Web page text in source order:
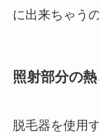
に出来ちゃう
照射部分の
脱毛器を使用